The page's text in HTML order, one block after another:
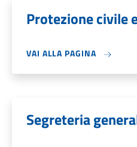
Protezione civile
VAI ALLA PAGINA
Segreteria